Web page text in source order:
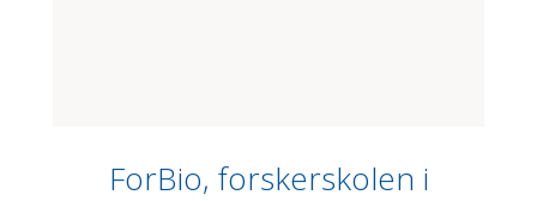
ForBio, forskerskolen i